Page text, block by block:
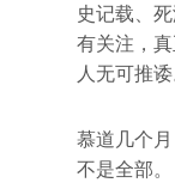
史记载、
有关注，
人无可推诿
慕道几个
不是全部。